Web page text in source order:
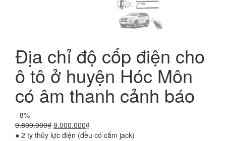
Địa chỉ độ cốp điện cho
ô tô ở huyện Hóc Môn
có âm thanh cảnh báo
- 8%
9.800.000₫ Giá
gốc
9.000.000₫Giá
hiện
● 2 ty thủy lực điện (đều có cắm jack)